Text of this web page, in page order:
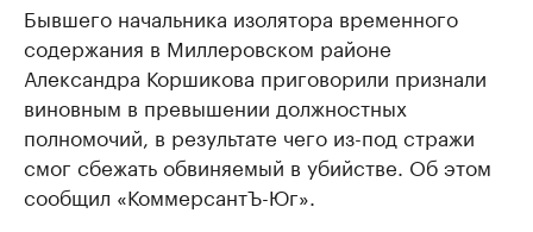
Бывшего начальника изолятора временного
содержания в Миллеровском районе
Александра Коршикова приговорили признали
виновным в превышении должностных
полномочий, в результате чего из-под стражи
смог сбежать обвиняемый в убийстве. Об этом
сообщил «КоммерсантЪ-Юг».